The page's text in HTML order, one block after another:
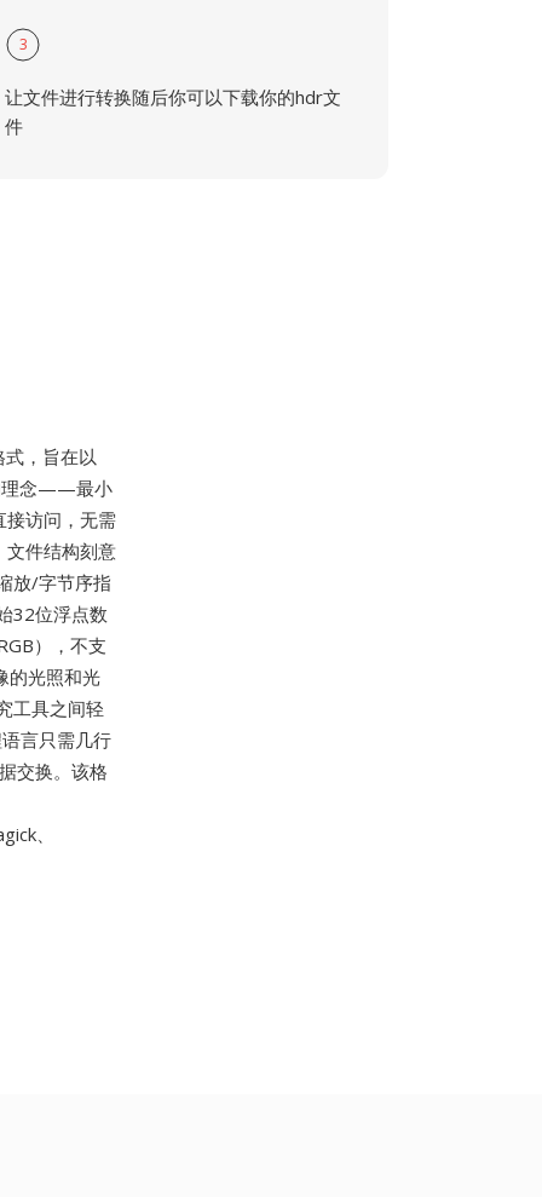
3
让文件进行转换随后你可以下载你的hdr文
件
，旨在以
理念——最小
访问，无需
文件结构刻意
放/字节序指
32位浮点数
），不支
的光照和光
工具之间轻
言只需几行
交换。该格
、